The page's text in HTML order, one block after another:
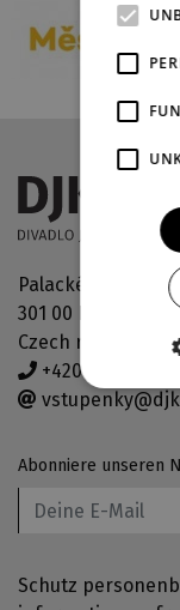
Palackého
301 00 Plzeň
Czech republic
+420 378 038 190
Abonniere unseren
Schutz